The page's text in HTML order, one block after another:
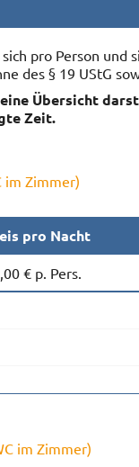
pro Person
des § 19 UStG
Übersicht
Zeit.
im Zimmer)
pro Nacht
€ p. Pers.
im Zimmer)